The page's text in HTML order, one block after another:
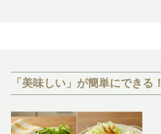
「美味しい」が簡単にできる！